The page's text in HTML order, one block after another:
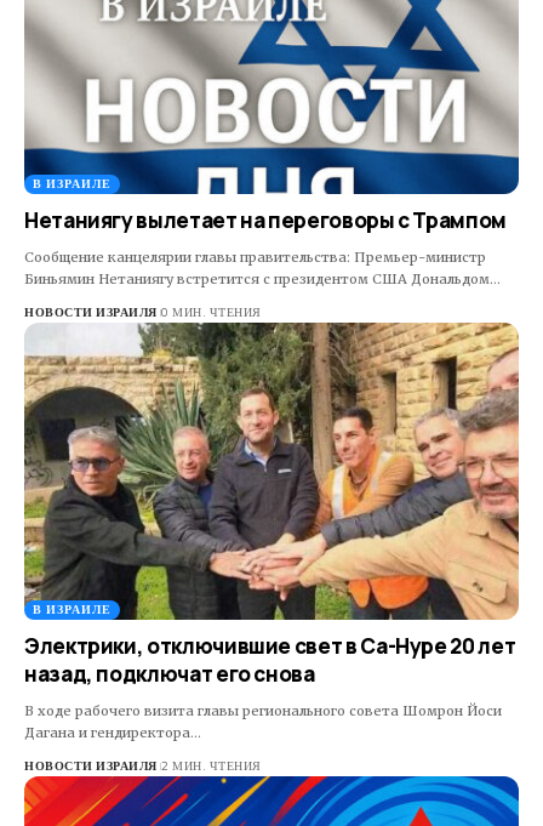
В ИЗРАИЛЕ
Нетаниягу вылетает на переговоры с Трампом
Сообщение канцелярии главы правительства: Премьер-министр
Биньямин Нетаниягу встретится с президентом США Дональдом…
НОВОСТИ ИЗРАИЛЯ 0 МИН. ЧТЕНИЯ
В ИЗРАИЛЕ
Электрики, отключившие свет в Са-Нуре 20 лет
назад, подключат его снова
В ходе рабочего визита главы регионального совета Шомрон Йоси
Дагана и гендиректора…
НОВОСТИ ИЗРАИЛЯ 2 МИН. ЧТЕНИЯ